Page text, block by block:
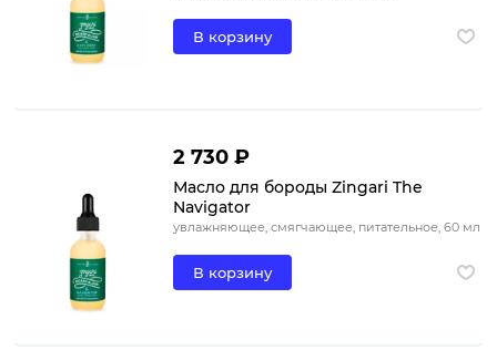
В корзину
2 730 ₽
Масло для бороды Zingari The
Navigator
увлажняющее, смягчающее, питательное, 60 мл
В корзину